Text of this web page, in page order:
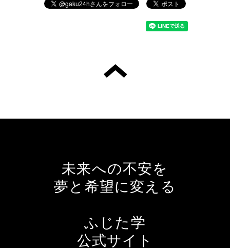
未来への不安を
夢と希望に変える
ふじた学
公式サイト